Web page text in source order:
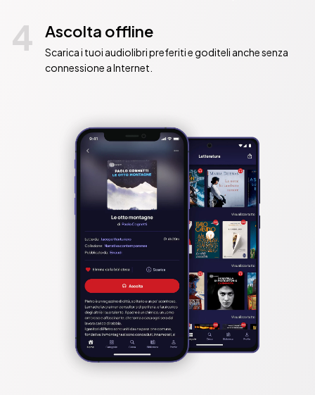
4 Ascolta offline
Scarica i tuoi audiolibri preferiti e goditeli anche senza
connessione a Internet.